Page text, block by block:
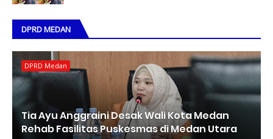
DPRD MEDAN
DPRD Medan
Tia Ayu Anggraini Desak Wali Kota Medan
Rehab Fasilitas Puskesmas di Medan Utara